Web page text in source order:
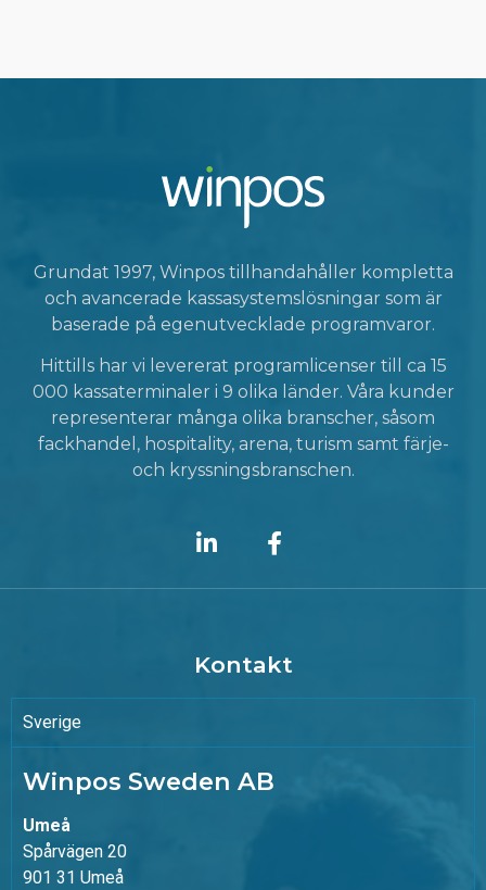
Grundat 1997, Winpos tillhandahåller kompletta
och avancerade kassasystemslösningar som är
baserade på egenutvecklade programvaror.
Hittills har vi levererat programlicenser till ca 15
000 kassaterminaler i 9 olika länder. Våra kunder
representerar många olika branscher, såsom
fackhandel, hospitality, arena, turism samt färje-
och kryssningsbranschen.
Kontakt
Sverige
Winpos Sweden AB
Umeå
Spårvägen 20
901 31 Umeå